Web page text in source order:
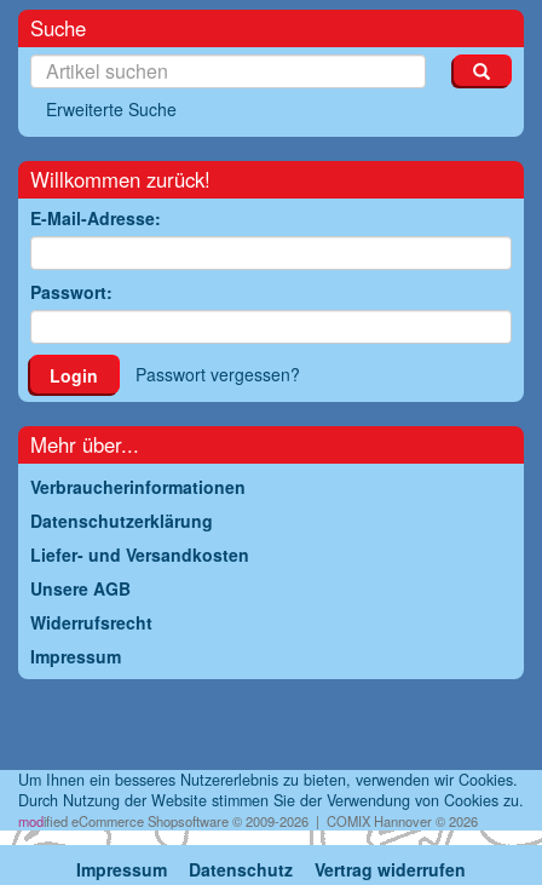
Suche
Erweiterte Suche
Willkommen zurück!
E-Mail-Adresse:
Passwort:
Login Passwort vergessen?
Mehr über...
Verbraucherinformationen
Datenschutzerklärung
Liefer- und Versandkosten
Unsere AGB
Widerrufsrecht
Impressum
Um Ihnen ein besseres Nutzererlebnis zu bieten, verwenden wir Cookies.
Durch Nutzung der Website stimmen Sie der Verwendung von Cookies zu.
modified eCommerce Shopsoftware © 2009-2026 | COMIX Hannover © 2026
Impressum Datenschutz Vertrag widerrufen